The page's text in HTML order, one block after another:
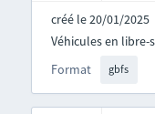
créé le 20/01/2025
Format gbfs
Véhicules en libre-